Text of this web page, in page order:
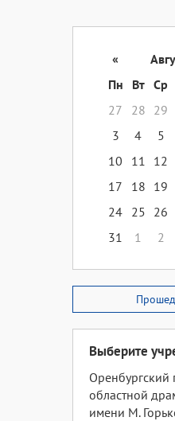
«
Пн
Вт Ср
27
28 29
3
4 5
10
11 12
17
18 19
24 25 26
31
1 2
Выберите
Оренбургский
областной
имени М.